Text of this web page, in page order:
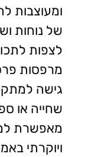
ומעוצבות
של נוחות
לצפות
מרפסות
גישה
שחייה או
מאפשרת
ויוקרתי